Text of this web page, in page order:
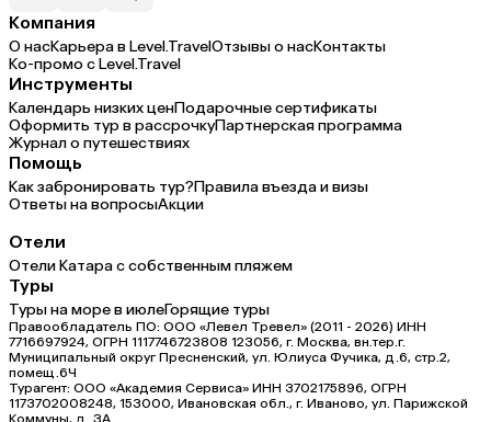
Компания
О насКарьера в Level.TravelОтзывы о насКонтакты
Ко-промо с Level.Travel
Инструменты
Календарь низких ценПодарочные сертификаты
Оформить тур в рассрочкуПартнерская программа
Журнал о путешествиях
Помощь
Как забронировать тур?Правила въезда и визы
Ответы на вопросыАкции
Отели
Отели Катара с собственным пляжем
Туры
Туры на море в июлеГорящие туры
Правообладатель ПО: ООО «Левел Тревел» (2011 - 2026) ИНН
7716697924, ОГРН 1117746723808 123056, г. Москва, вн.тер.г.
Муниципальный округ Пресненский, ул. Юлиуса Фучика, д.6, стр.2,
помещ.6Ч
Турагент: ООО «Академия Сервиса» ИНН 3702175896, ОГРН
1173702008248, 153000, Ивановская обл., г. Иваново, ул. Парижской
Коммуны, д. ЗА